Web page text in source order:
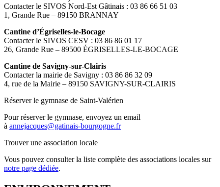
Contacter le SIVOS Nord-Est Gâtinais : 03 86 66 51 03
1, Grande Rue – 89150 BRANNAY
Cantine d’Égriselles-le-Bocage
Contacter le SIVOS CESV : 03 86 86 01 17
26, Grande Rue – 89500 ÉGRISELLES-LE-BOCAGE
Cantine de Savigny-sur-Clairis
Contacter la mairie de Savigny : 03 86 86 32 09
4, rue de la Mairie – 89150 SAVIGNY-SUR-CLAIRIS
Réserver le gymnase de Saint-Valérien
Pour réserver le gymnase, envoyez un email
à annejacques@gatinais-bourgogne.fr
Trouver une association locale
Vous pouvez consulter la liste complète des associations locales sur
notre page dédiée.